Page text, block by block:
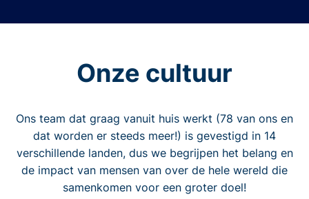
Onze cultuur
Ons team dat graag vanuit huis werkt (78 van ons en
dat worden er steeds meer!) is gevestigd in 14
verschillende landen, dus we begrijpen het belang en
de impact van mensen van over de hele wereld die
samenkomen voor een groter doel!